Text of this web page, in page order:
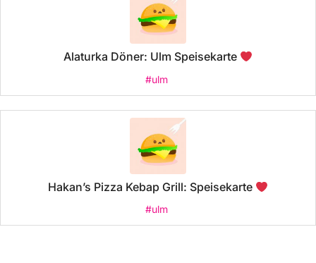
Alaturka Döner: Ulm Speisekarte
#ulm
Hakan’s Pizza Kebap Grill: Speisekarte
#ulm